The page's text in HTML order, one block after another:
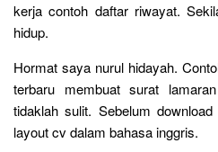
kerja contoh daftar riwayat.
hidup.
Hormat saya nurul hidayah.
terbaru membuat surat
tidaklah sulit. Sebelum
layout cv dalam bahasa inggris.